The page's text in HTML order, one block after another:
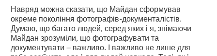
Навряд можна сказати, що Майдан сформував
окреме покоління фотографів-документалістів.
Думаю, що багато людей, серед яких і я, знімаючи
Майдан зрозуміли, що фотографувати та
документувати – важливо. І важливо не лише для